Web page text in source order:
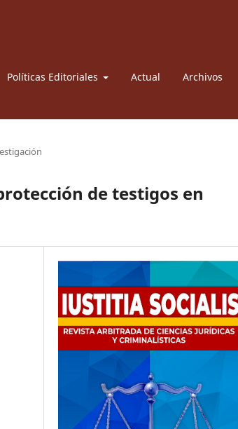
Políticas Editoriales Actual Archivos
de testigos en